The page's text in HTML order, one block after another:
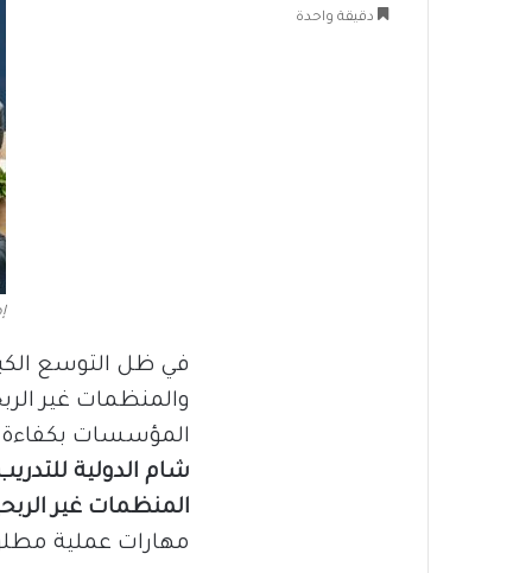
في ظل التوسع
والمنظمات غير
المؤسسات بكفاءة
شام الدولية
المنظمات غير
مهارات عملية
دقيقة واحدة